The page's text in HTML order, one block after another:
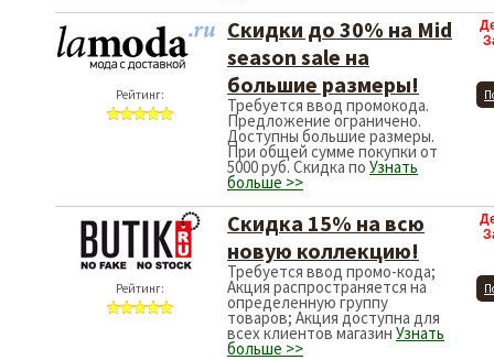
Рейтинг:
Скидки до 30% на Mid
season sale на
большие размеры!
Требуется ввод промокода.
Предложение ограничено.
Доступны большие размеры.
При общей сумме покупки от
5000 руб. Скидка по Узнать
больше >>
Рейтинг:
Скидка 15% на всю
новую коллекцию!
Требуется ввод промо-кода;
Акция распространяется на
определенную группу
товаров; Акция доступна для
всех клиентов магазин Узнать
больше >>